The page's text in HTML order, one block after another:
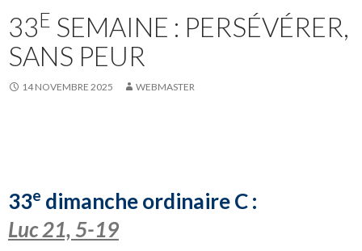
33E SEMAINE : PERSÉVÉRER,
SANS PEUR
14 NOVEMBRE 2025 WEBMASTER
33e dimanche ordinaire C :
Luc 21, 5-19